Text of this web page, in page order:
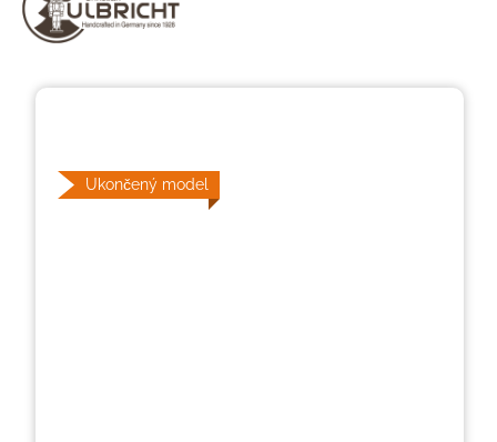
Ukončený model